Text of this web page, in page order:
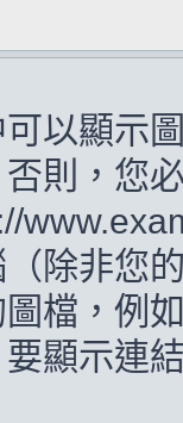
以顯示
則，您
除非您
檔，例
顯示連